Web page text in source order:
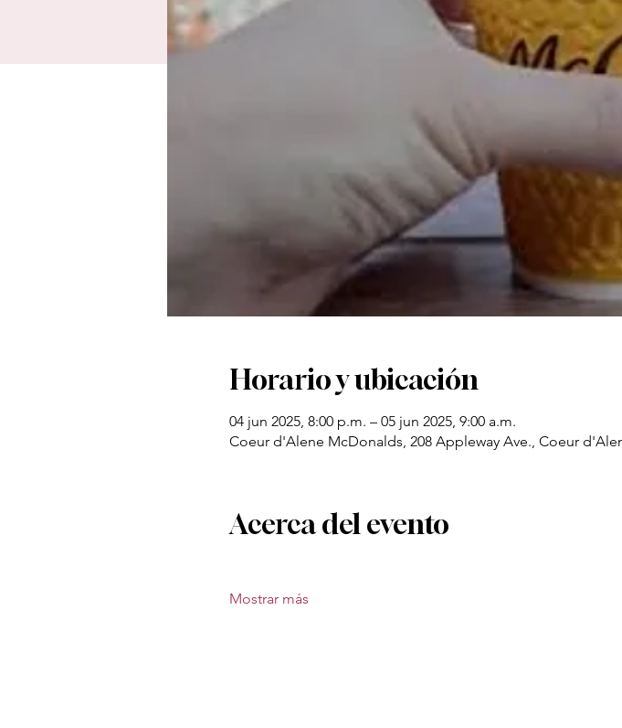
Horario y ubicación
04 jun 2025, 8:00 p.m. – 05 jun 2025, 9:00 a.m.
Coeur d'Alene McDonalds, 208 Appleway Ave., Coeur
Acerca del evento
Mostrar más